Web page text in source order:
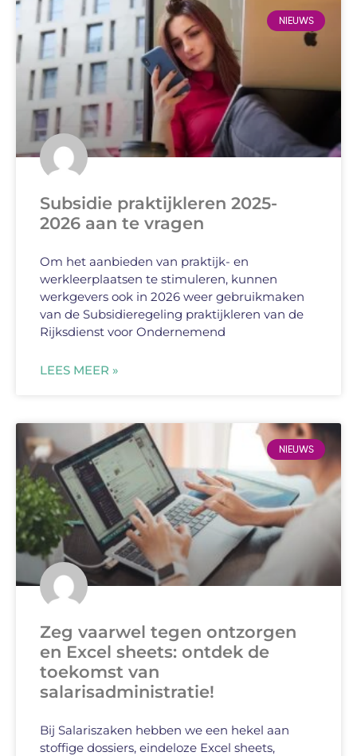
NIEUWS
Subsidie praktijkleren 2025-
2026 aan te vragen
Om het aanbieden van praktijk- en
werkleerplaatsen te stimuleren, kunnen
werkgevers ook in 2026 weer gebruikmaken
van de Subsidieregeling praktijkleren van de
Rijksdienst voor Ondernemend
LEES MEER »
NIEUWS
Zeg vaarwel tegen ontzorgen
en Excel sheets: ontdek de
toekomst van
salarisadministratie!
Bij Salariszaken hebben we een hekel aan
stoffige dossiers, eindeloze Excel sheets,